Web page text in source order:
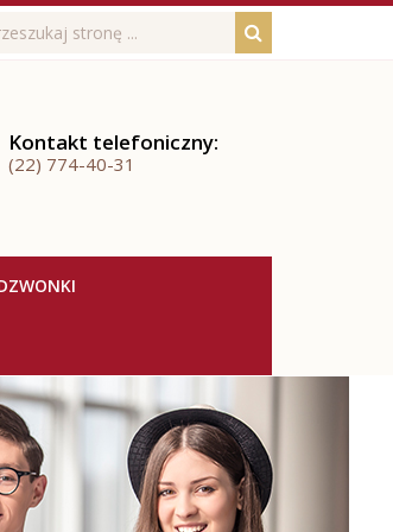
Szukaj
Kontakt telefoniczny:
(22) 774-40-31